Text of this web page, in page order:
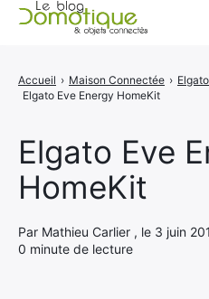
Elgato Eve
HomeKit
Par Mathieu Carlier , le 3 juin
0 minute de lecture
Accueil › Maison Connectée ›
Elgato Eve Energy HomeKit
Catégories
A propos
CONTACT